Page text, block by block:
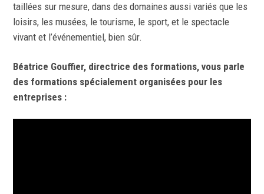
taillées sur mesure, dans des domaines aussi variés que les
loisirs, les musées, le tourisme, le sport, et le spectacle
vivant et l’événementiel, bien sûr.
Béatrice Gouffier, directrice des formations, vous parle
des formations spécialement organisées pour les
entreprises :